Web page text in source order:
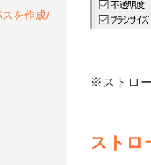
を作成/
※ストロ
ストロ